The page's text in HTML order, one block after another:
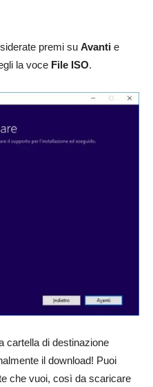
premi su Avanti e
la voce File ISO.
cartella di destinazione
il download! Puoi
che vuoi, così da scaricare